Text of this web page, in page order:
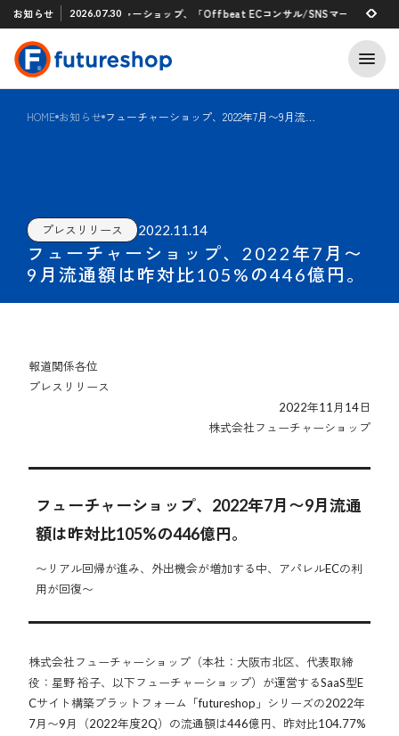
お知らせ
アプリ 「STAFF START」とのタグ連携を開始
2026.07.30
フューチャーショップ、「Offbeat ECコンサル/SNSマーケティング支援
2026.07.29
HOME お知らせ
プレスリリース 2022.11.14
フューチャーショップ、2022年7月〜
9月流通額は昨対比105%の446億円。
報道関係各位
プレスリリース
2022年11月14日
株式会社フューチャーショップ
フューチャーショップ、2022年7月〜9月流通
額は昨対比105%の446億円。
〜リアル回帰が進み、外出機会が増加する中、アパレルECの利
用が回復〜
株式会社フューチャーショップ（本社：大阪市北区、代表取締
役：星野 裕子、以下フューチャーショップ）が運営するSaaS型E
Cサイト構築プラットフォーム「futureshop」シリーズの2022年
7月〜9月（2022年度2Q）の流通額は446億円、昨対比104.77%